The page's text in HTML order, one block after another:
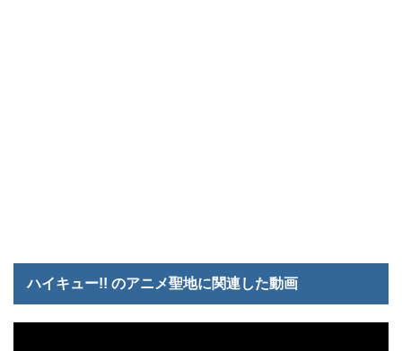
ハイキュー!! のアニメ聖地に関連した動画